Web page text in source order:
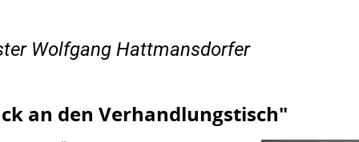
Wolfgang Hattmansdorfer
an den Verhandlungstisch"